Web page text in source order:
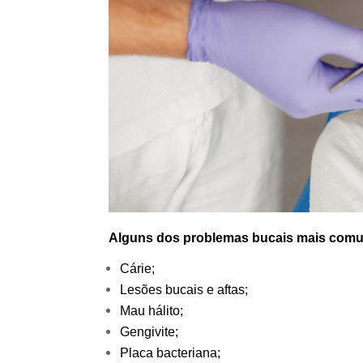
Alguns dos problemas bucais mais
Cárie;
Lesões bucais e aftas;
Mau hálito;
Gengivite;
Placa bacteriana;